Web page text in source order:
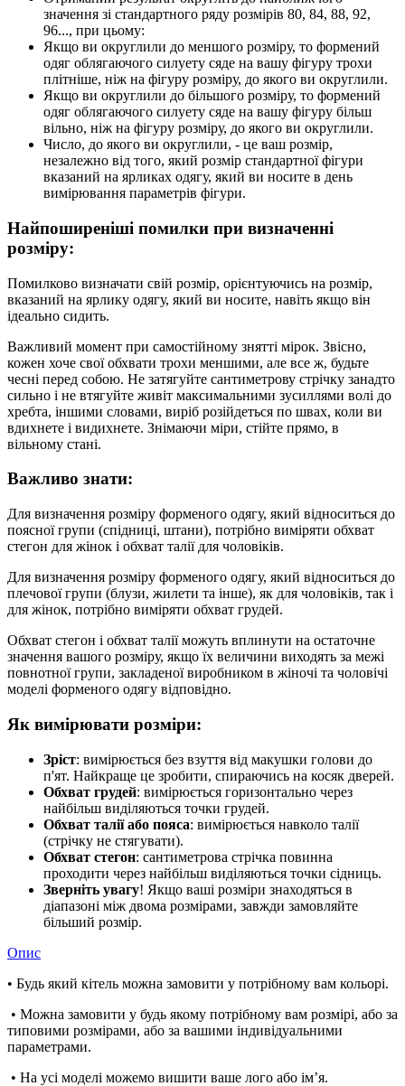
значення зі стандартного ряду розмірів 80, 84, 88, 92,
96..., при цьому:
Якщо ви округлили до меншого розміру, то формений
одяг облягаючого силуету сяде на вашу фігуру трохи
плітніше, ніж на фігуру розміру, до якого ви округлили.
Якщо ви округлили до більшого розміру, то формений
одяг облягаючого силуету сяде на вашу фігуру більш
вільно, ніж на фігуру розміру, до якого ви округлили.
Число, до якого ви округлили, - це ваш розмір,
незалежно від того, який розмір стандартної фігури
вказаний на ярликах одягу, який ви носите в день
вимірювання параметрів фігури.
Найпоширеніші помилки при визначенні
розміру:
Помилково визначати свій розмір, орієнтуючись на розмір,
вказаний на ярлику одягу, який ви носите, навіть якщо він
ідеально сидить.
Важливий момент при самостійному знятті мірок. Звісно,
кожен хоче свої обхвати трохи меншими, але все ж, будьте
чесні перед собою. Не затягуйте сантиметрову стрічку занадто
сильно і не втягуйте живіт максимальними зусиллями волі до
хребта, іншими словами, виріб розійдеться по швах, коли ви
вдихнете і видихнете. Знімаючи міри, стійте прямо, в
вільному стані.
Важливо знати:
Для визначення розміру форменого одягу, який відноситься до
поясної групи (спідниці, штани), потрібно виміряти обхват
стегон для жінок і обхват талії для чоловіків.
Для визначення розміру форменого одягу, який відноситься до
плечової групи (блузи, жилети та інше), як для чоловіків, так і
для жінок, потрібно виміряти обхват грудей.
Обхват стегон і обхват талії можуть вплинути на остаточне
значення вашого розміру, якщо їх величини виходять за межі
повнотної групи, закладеної виробником в жіночі та чоловічі
моделі форменого одягу відповідно.
Як вимірювати розміри:
Зріст: вимірюється без взуття від макушки голови до
п'ят. Найкраще це зробити, спираючись на косяк дверей.
Обхват грудей: вимірюється горизонтально через
найбільш виділяються точки грудей.
Обхват талії або пояса: вимірюється навколо талії
(стрічку не стягувати).
Обхват стегон: сантиметрова стрічка повинна
проходити через найбільш виділяються точки сідниць.
Зверніть увагу! Якщо ваші розміри знаходяться в
діапазоні між двома розмірами, завжди замовляйте
більший розмір.
Опис
• Будь який кітель можна замовити у потрібному вам кольорі.
• Можна замовити у будь якому потрібному вам розмірі, або за
типовими розмірами, або за вашими індивідуальними
параметрами.
• На усі моделі можемо вишити ваше лого або імʼя.